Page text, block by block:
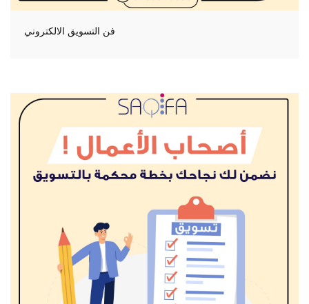
فن التسويق الالكتروني